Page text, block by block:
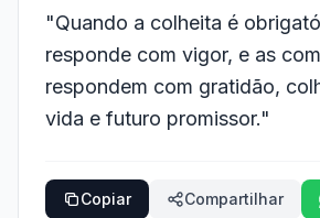
"Quando a colheita é
responde com vigor, e as
respondem com gratidão,
vida e futuro promissor."
Copiar Compartilhar